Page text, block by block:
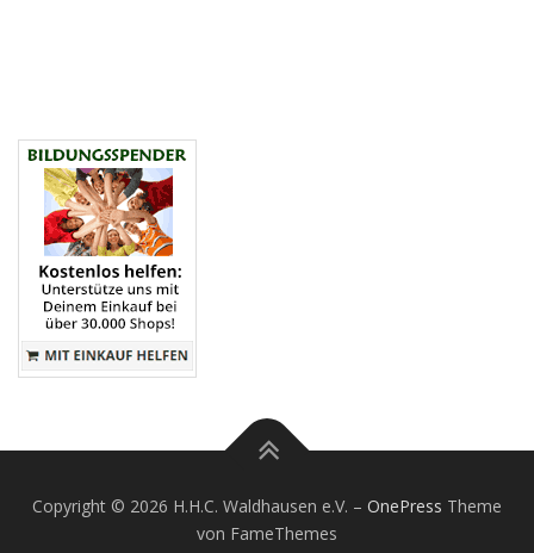
Copyright © 2026 H.H.C. Waldhausen e.V. – OnePress Theme
von FameThemes